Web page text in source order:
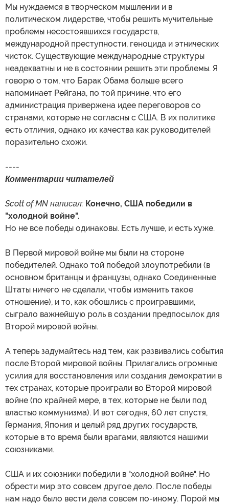
Мы нуждаемся в творческом мышлении и в
политическом лидерстве, чтобы решить мучительные
проблемы несостоявшихся государств,
международной преступности, геноцида и этнических
чисток. Существующие международные структуры
неадекватны и не в состоянии решить эти проблемы. Я
говорю о том, что Барак Обама больше всего
напоминает Рейгана, по той причине, что его
администрация привержена идее переговоров со
странами, которые не согласны с США. В их политике
есть отличия, однако их качества как руководителей
поразительно схожи.
----
Комментарии читателей
Scott of MN написал: Конечно, США победили в
"холодной войне".
Но не все победы одинаковы. Есть лучше, и есть хуже.
В Первой мировой войне мы были на стороне
победителей. Однако той победой злоупотребили (в
основном британцы и французы, однако Соединенные
Штаты ничего не сделали, чтобы изменить такое
отношение), и то, как обошлись с проигравшими,
сыграло важнейшую роль в создании предпосылок для
Второй мировой войны.
А теперь задумайтесь над тем, как развивались события
после Второй мировой войны. Прилагались огромные
усилия для восстановления или создания демократии в
тех странах, которые проиграли во Второй мировой
войне (по крайней мере, в тех, которые не были под
властью коммунизма). И вот сегодня, 60 лет спустя,
Германия, Япония и целый ряд других государств,
которые в то время были врагами, являются нашими
союзниками.
США и их союзники победили в "холодной войне". Но
обрести мир это совсем другое дело. После победы
нам надо было вести дела совсем по-иному. Порой мы